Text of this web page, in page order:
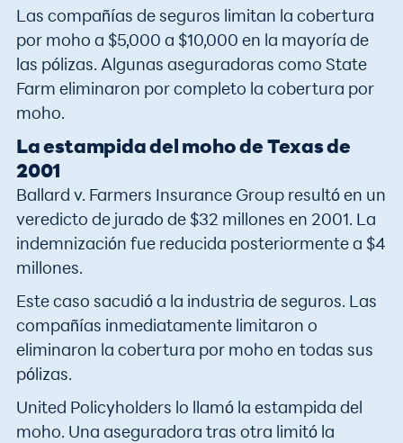
Las compañías de seguros limitan la cobertura
por moho a $5,000 a $10,000 en la mayoría de
las pólizas. Algunas aseguradoras como State
Farm eliminaron por completo la cobertura por
moho.
La estampida del moho de Texas de
2001
Ballard v. Farmers Insurance Group resultó en un
veredicto de jurado de $32 millones en 2001. La
indemnización fue reducida posteriormente a $4
millones.
Este caso sacudió a la industria de seguros. Las
compañías inmediatamente limitaron o
eliminaron la cobertura por moho en todas sus
pólizas.
United Policyholders lo llamó la estampida del
moho. Una aseguradora tras otra limitó la